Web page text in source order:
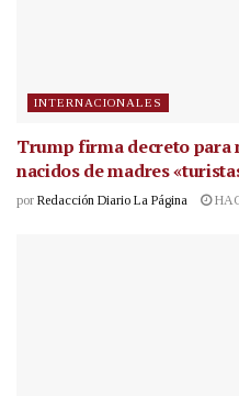
INTERNACIONALES
Trump firma decreto para
nacidos de madres
por Redacción Diario La Página